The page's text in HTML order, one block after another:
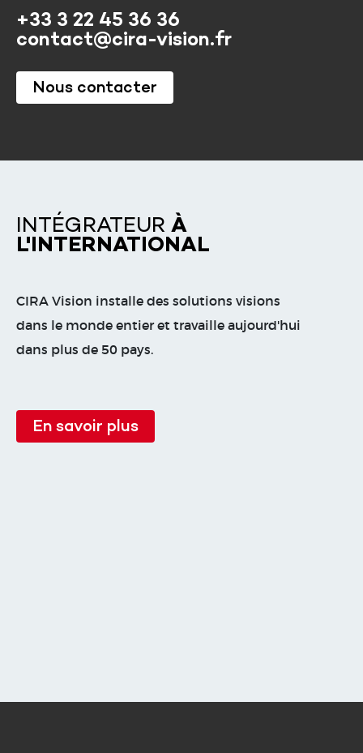
Nous contacter
+33 3 22 45 36 36
contact@cira-vision.fr
INTÉGRATEUR À
L'INTERNATIONAL
CIRA Vision installe des solutions visions
dans le monde entier et travaille aujourd'hui
dans plus de 50 pays.
En savoir plus